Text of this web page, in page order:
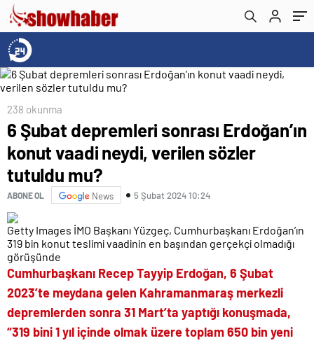
238 okunma
6 Şubat depremleri sonrası Erdoğan’ın
konut vaadi neydi, verilen sözler
tutuldu mu?
ABONE OL News 5 Şubat 2024 10:24
Getty Images İMO Başkanı Yüzgeç, Cumhurbaşkanı Erdoğan’ın
319 bin konut teslimi vaadinin en başından gerçekçi olmadığı
görüşünde
Cumhurbaşkanı Recep Tayyip Erdoğan, 6 Şubat
2023’te meydana gelen Kahramanmaraş merkezli
depremlerden sonra 31 Mart’ta yaptığı konuşmada,
“319 bini 1 yıl içinde olmak üzere toplam 650 bin yeni